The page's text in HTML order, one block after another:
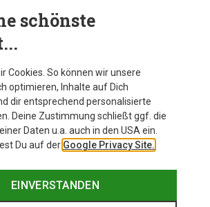
schönste
Cookies. So können wir unsere
optimieren, Inhalte auf Dich
dir entsprechend personalisierte
Deine Zustimmung schließt ggf. die
Daten u.a. auch in den USA ein.
Du auf der Google Privacy Site.
EINVERSTANDEN